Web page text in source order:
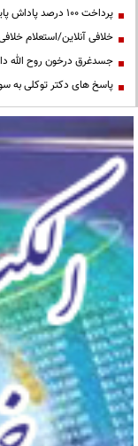
پرداخت ۱۰۰ درصد پاداش پایان خدمت فرهنگیان
خلافی آنلاین/استعلام
جسدغرق درخون روح الله
پاسخ های دکتر توکلی به